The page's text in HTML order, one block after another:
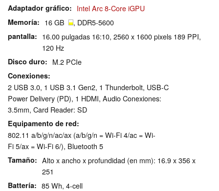
Adaptador gráfico Intel Arc 8-Core iGPU
Memoría 16 GB , DDR5-5600
pantalla
16.00 pulgadas 16:10, 2560 x 1600 pixels 189 PPI,
120 Hz
Disco duro M.2 PCIe
Conexiones
2 USB 3.0, 1 USB 3.1 Gen2, 1 Thunderbolt, USB-C
Power Delivery (PD), 1 HDMI, Audio Conexiones:
3.5mm, Card Reader: SD
Equipamento de red
802.11 a/b/g/n/ac/ax (a/b/g/n = Wi-Fi 4/ac = Wi-
Fi 5/ax = Wi-Fi 6/), Bluetooth 5
Tamaño
Alto x ancho x profundidad (en mm): 16.9 x 356 x
251
Battería 85 Wh, 4-cell